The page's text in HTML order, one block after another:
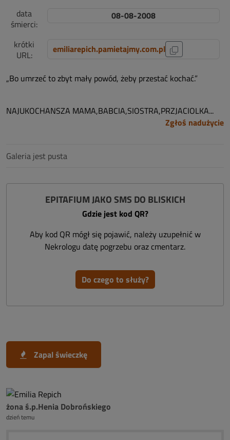
data
śmierci:
08-08-2008
krótki
URL:
emiliarepich.pamietajmy.com.pl
„Bo umrzeć to zbyt mały powód, żeby przestać kochać.”
NAJUKOCHANSZA MAMA,BABCIA,SIOSTRA,PRZJACIOLKA...
Zgłoś nadużycie
Galeria jest pusta
EPITAFIUM JAKO SMS DO BLISKICH
Gdzie jest kod QR?
Aby kod QR mógł się pojawić, należy uzupełnić w
Nekrologu datę pogrzebu oraz cmentarz.
Do czego to służy?
Zapal świeczkę
żona ś.p.Henia Dobrońskiego
dzień temu